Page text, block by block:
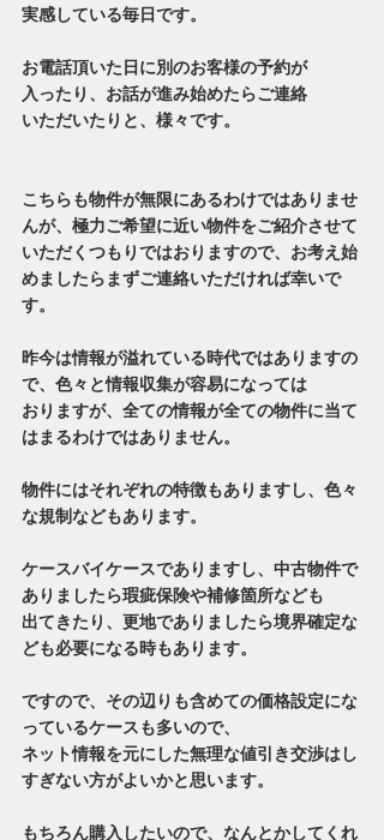
実感している毎日です。
お電話頂いた日に別のお客様の予約が
入ったり、お話が進み始めたらご連絡
いただいたりと、様々です。
こちらも物件が無限にあるわけではありませ
んが、極力ご希望に近い物件をご紹介させて
いただくつもりではおりますので、お考え始
めましたらまずご連絡いただければ幸いで
す。
昨今は情報が溢れている時代ではありますの
で、色々と情報収集が容易になっては
おりますが、全ての情報が全ての物件に当て
はまるわけではありません。
物件にはそれぞれの特徴もありますし、色々
な規制などもあります。
ケースバイケースでありますし、中古物件で
ありましたら瑕疵保険や補修箇所なども
出てきたり、更地でありましたら境界確定な
ども必要になる時もあります。
ですので、その辺りも含めての価格設定にな
っているケースも多いので、
ネット情報を元にした無理な値引き交渉はし
すぎない方がよいかと思います。
もちろん購入したいので、なんとかしてくれ